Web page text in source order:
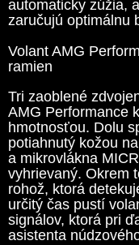
automaticky zúžia,
zaručujú optimálnu
Volant AMG
ramien
Tri zaoblené
AMG Performance
hmotnosťou. Dolu
potiahnutý kožou
a mikrovlákna
vyhrievaný. Okrem
rohož, ktorá
určitý čas pustí
signálov, ktorá pri
asistenta